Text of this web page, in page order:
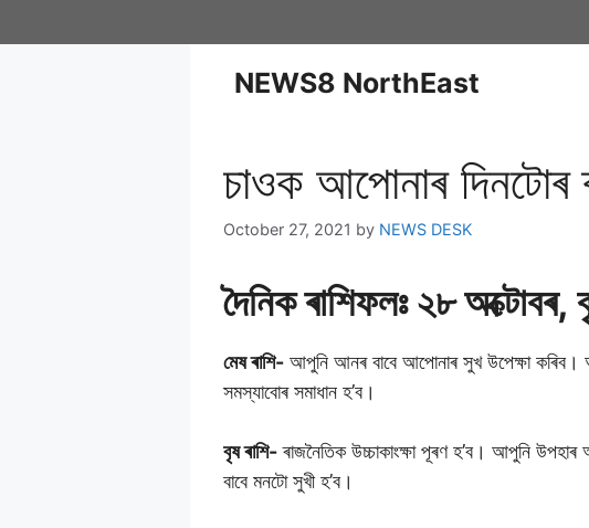
NEWS8 NorthEast
চাওক আপোনাৰ দিনটােৰ
October 27, 2021 by NEWS DESK
দৈনিক ৰাশিফলঃ ২৮ অক্টোবৰ,
মেষ ৰাশি- আপুনি আনৰ বাবে আপোনাৰ সুখ উপেক্ষা কৰিব।
সমস্যাবোৰ সমাধান হ’ব।
বৃষ ৰাশি-ৰাজনৈতিক উচ্চাকাংক্ষা পূৰণ হ’ব। আপুনি উপহাৰ
বাবে মনটো সুখী হ’ব।